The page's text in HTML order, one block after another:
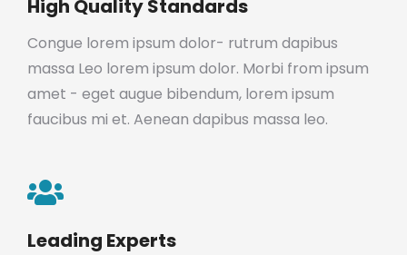
High Quality Standards
Congue lorem ipsum dolor- rutrum dapibus
massa Leo lorem ipsum dolor. Morbi from ipsum
amet - eget augue bibendum, lorem ipsum
faucibus mi et. Aenean dapibus massa leo.
Leading Experts